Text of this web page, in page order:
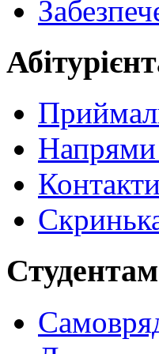
Напрями
Контакти
Студентам